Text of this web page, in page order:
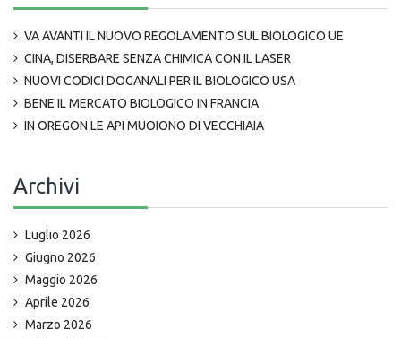
VA AVANTI IL NUOVO REGOLAMENTO SUL BIOLOGICO UE
CINA, DISERBARE SENZA CHIMICA CON IL LASER
NUOVI CODICI DOGANALI PER IL BIOLOGICO USA
BENE IL MERCATO BIOLOGICO IN FRANCIA
IN OREGON LE API MUOIONO DI VECCHIAIA
Archivi
Luglio 2026
Giugno 2026
Maggio 2026
Aprile 2026
Marzo 2026